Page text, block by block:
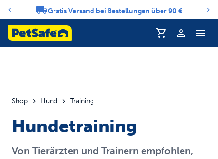
Benachrichtigungs-Karussell
Gratis Versand bei Bestellungen über 90 €
Profil
Shop Hund Training
Hundetraining
Von Tierärzten und Trainern empfohlen,